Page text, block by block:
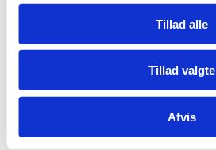
Tillad alle
Tillad valgte
Afvis